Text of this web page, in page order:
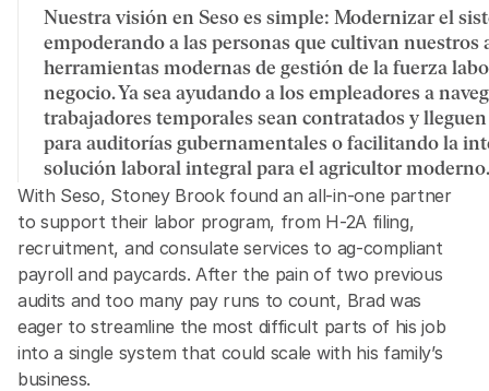
Nuestra visión en Seso es simple: Modernizar el
empoderando a las personas que cultivan
herramientas modernas de gestión de la fuerza
negocio. Ya sea ayudando a los empleadores a
trabajadores temporales sean contratados y
para auditorías gubernamentales o facilitando la
solución laboral integral para el agricultor moderno.
With Seso, Stoney Brook found an all-in-one partner
to support their labor program, from H-2A filing,
recruitment, and consulate services to ag-compliant
payroll and paycards. After the pain of two previous
audits and too many pay runs to count, Brad was
eager to streamline the most difficult parts of his job
into a single system that could scale with his family’s
business.